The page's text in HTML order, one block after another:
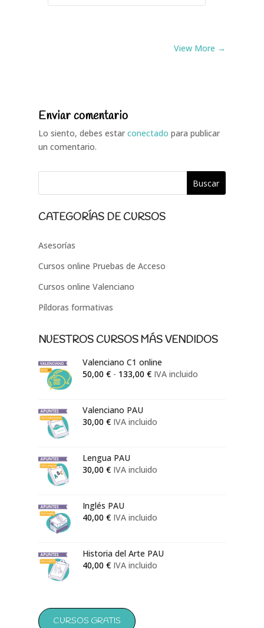
View More →
Enviar comentario
Lo siento, debes estar conectado para publicar
un comentario.
CATEGORÍAS DE CURSOS
Asesorías
Cursos online Pruebas de Acceso
Cursos online Valenciano
Píldoras formativas
NUESTROS CURSOS MÁS VENDIDOS
Valenciano C1 online
50,00 € - 133,00 €Rango
50,00 €
IVA incluido
Valenciano PAU
30,00 € IVA incluido
Lengua PAU
30,00 € IVA incluido
Inglés PAU
40,00 € IVA incluido
Historia del Arte PAU
40,00 € IVA incluido
CURSOS GRATIS